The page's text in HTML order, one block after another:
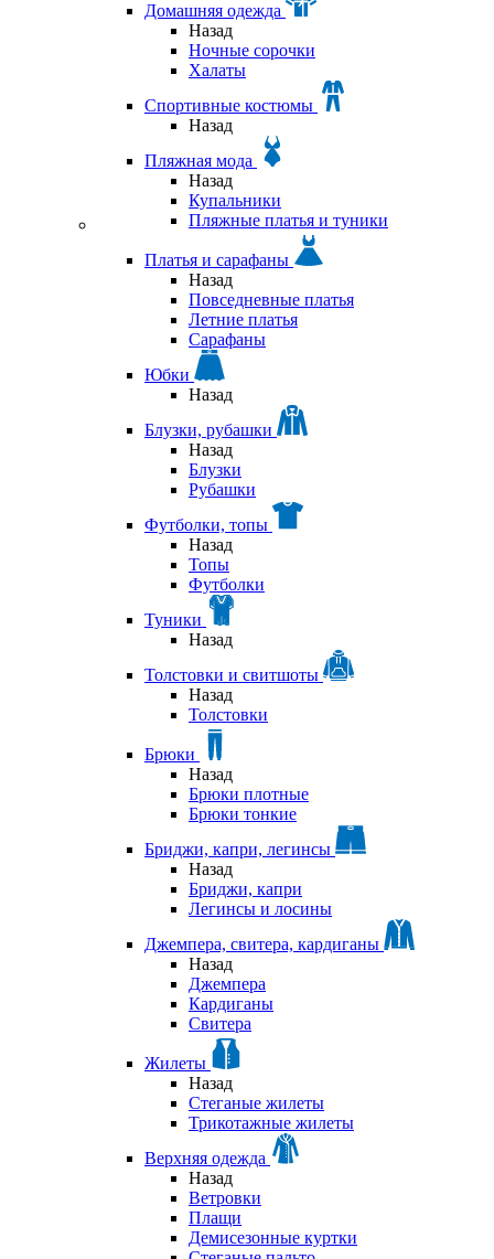
Домашняя одежда
Назад
Ночные сорочки
Халаты
Спортивные костюмы
Назад
Пляжная мода
Назад
Купальники
Пляжные платья и туники
Платья и сарафаны
Назад
Повседневные платья
Летние платья
Сарафаны
Юбки
Назад
Блузки, рубашки
Назад
Блузки
Рубашки
Футболки, топы
Назад
Топы
Футболки
Туники
Назад
Толстовки и свитшоты
Назад
Толстовки
Брюки
Назад
Брюки плотные
Брюки тонкие
Бриджи, капри, легинсы
Назад
Бриджи, капри
Легинсы и лосины
Джемпера, свитера, кардиганы
Назад
Джемпера
Кардиганы
Свитера
Жилеты
Назад
Стеганые жилеты
Трикотажные жилеты
Верхняя одежда
Назад
Ветровки
Плащи
Демисезонные куртки